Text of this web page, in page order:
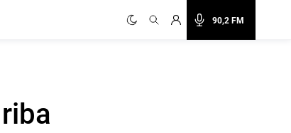
90,2 FM